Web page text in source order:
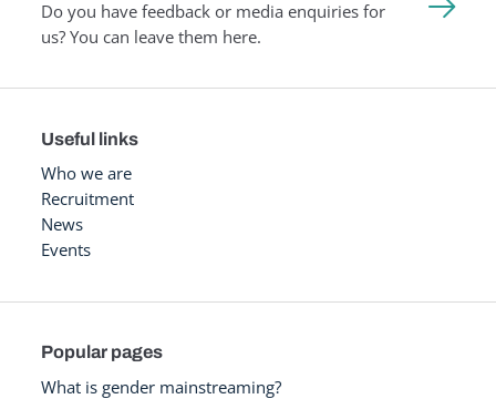
Do you have feedback or media enquiries for
us? You can leave them here.
Useful links
Who we are
Recruitment
News
Events
Popular pages
What is gender mainstreaming?